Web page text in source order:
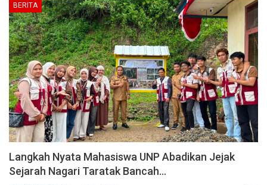
BERITA
Langkah Nyata Mahasiswa UNP Abadikan Jejak
Sejarah Nagari Taratak Bancah…